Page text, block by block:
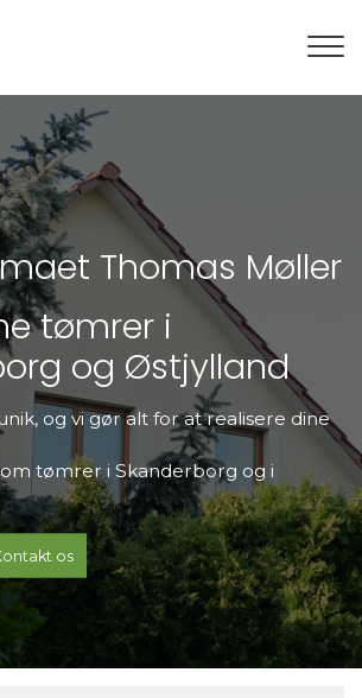
Thomas Møller
tømrer i
og Østjylland
og vi gør alt for at realisere dine
tømrer i Skanderborg og i
os